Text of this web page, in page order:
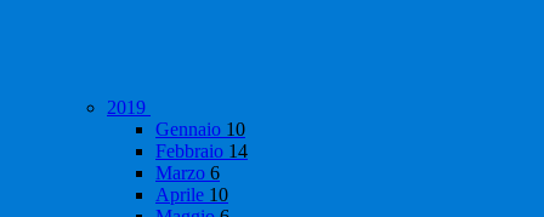
2019
Gennaio 10
Febbraio 14
Marzo 6
Aprile 10